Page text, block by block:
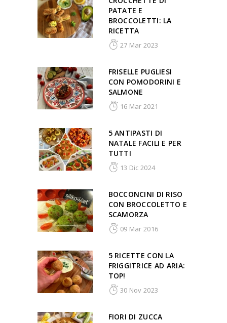
PATATE E
BROCCOLETTI: LA
RICETTA
27 Mar 2023
FRISELLE PUGLIESI
CON POMODORINI E
SALMONE
16 Mar 2021
5 ANTIPASTI DI
NATALE FACILI E PER
TUTTI
13 Dic 2024
BOCCONCINI DI RISO
CON BROCCOLETTO E
SCAMORZA
09 Mar 2016
5 RICETTE CON LA
FRIGGITRICE AD ARIA:
TOP!
30 Nov 2023
FIORI DI ZUCCA